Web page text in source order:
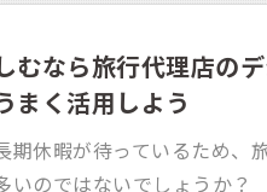
むなら旅行代理店の
まく活用しよう
期休暇が待っているため、
いのではないでしょうか